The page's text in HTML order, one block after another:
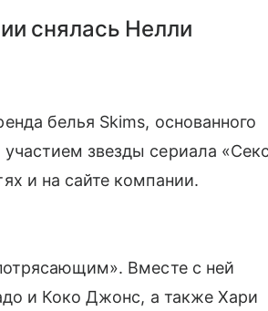
снялась Нелли
белья Skims, основанного
звезды сериала «Секс
и на сайте компании.
Вместе с ней
и Коко Джонс, а также Хари